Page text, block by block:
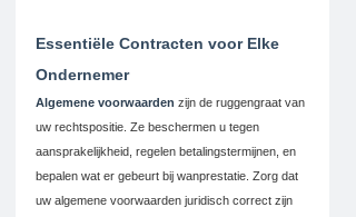
Essentiële Contracten voor Elke
Ondernemer
Algemene voorwaarden zijn de ruggengraat van
uw rechtspositie. Ze beschermen u tegen
aansprakelijkheid, regelen betalingstermijnen, en
bepalen wat er gebeurt bij wanprestatie. Zorg dat
uw algemene voorwaarden juridisch correct zijn